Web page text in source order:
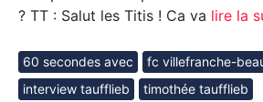
? TT : Salut les Titis ! Ca va lire la
60 secondes avec
fc villefranche-
interview taufflieb
timothée taufflieb